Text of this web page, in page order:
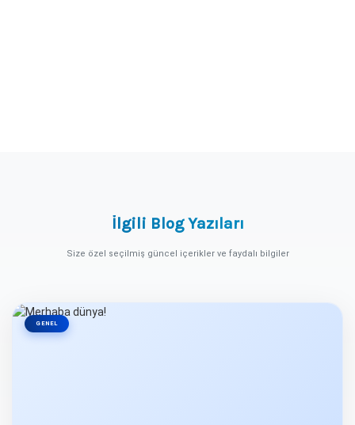
İlgili Blog Yazıları
Size özel seçilmiş güncel içerikler ve faydalı bilgiler
GENEL